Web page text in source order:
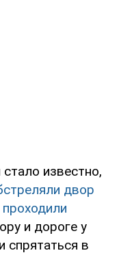
известно,
двор
и дороге у
спрятаться в